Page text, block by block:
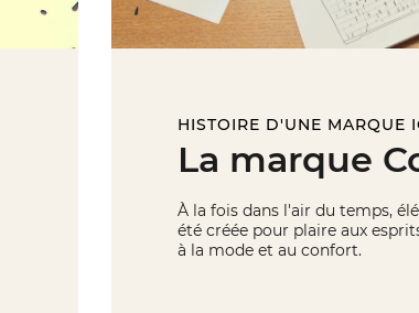
HISTOIRE D'UNE MARQUE
La marque
À la fois dans l'air du temps,
été créée pour plaire aux
à la mode et au confort.